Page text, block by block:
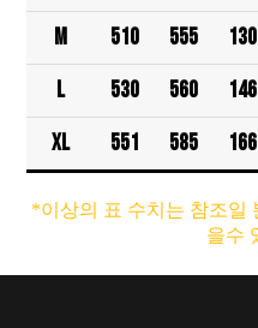
M
510 555 130
L
530 560 146
XL
551 585 166
*이상의 표 수치는 참조일
을수